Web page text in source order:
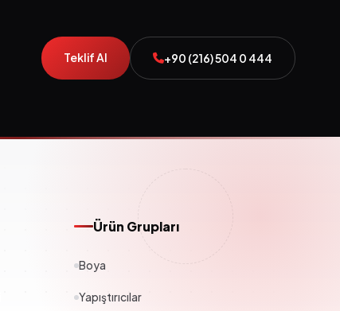
Teklif Al +90 (216) 504 0 444
Ürün Grupları
Boya
Yapıştırıcılar